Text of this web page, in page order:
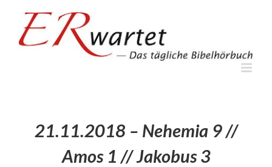
springen
21.11.2018 – Nehemia 9 //
Amos 1 // Jakobus 3